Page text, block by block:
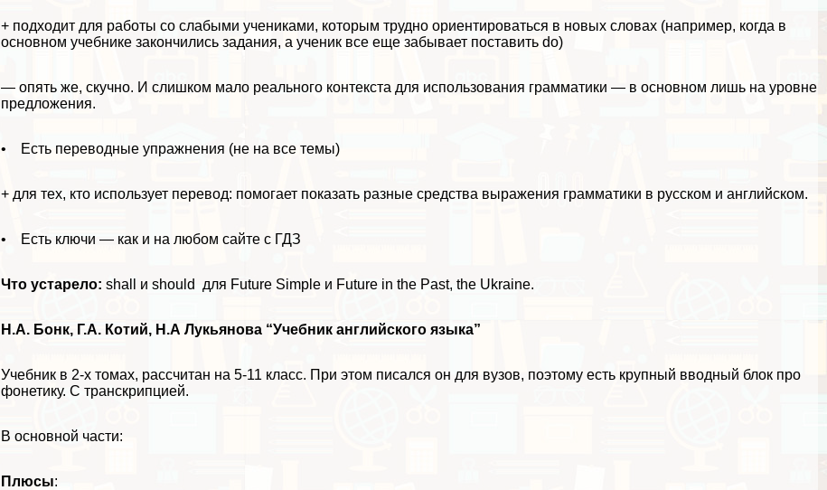
+ подходит для работы со слабыми учениками, которым трудно ориентироваться в новых словах (например, когда в
основном учебнике закончились задания, а ученик все еще забывает поставить do)
— опять же, скучно. И слишком мало реального контекста для использования грамматики — в основном лишь на уровне
предложения.
• Есть переводные упражнения (не на все темы)
+ для тех, кто использует перевод: помогает показать разные средства выражения грамматики в русском и английском.
• Есть ключи — как и на любомсайте с ГДЗ
Что устарело: shall и should для Future Simple и Future in the Past, the Ukraine.
Н.А. Бонк, Г.А. Котий, Н.А Лукьянова “Учебник английского языка”
Учебник в 2-х томах, рассчитан на 5-11 класс. При этом писался он для вузов, поэтому есть крупный вводный блок про
фонетику. С трaнcкрипцией.
В основной части:
Плюсы: